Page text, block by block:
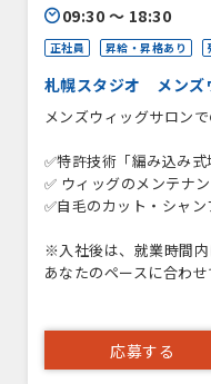
09:30 〜 18:30
正社員 昇給・昇格あり
札幌スタジオ メンズ
メンズウィッグサロン
✅特許技術「編み込み
✅ ウィッグのメンテナ
✅自毛のカット・シャ
※入社後は、就業時間内
あなたのペースに合わ
応募する